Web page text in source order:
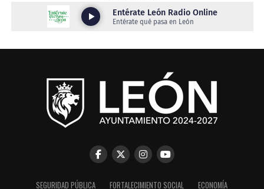
SEGURIDAD PÚBLICA FORTALECIMIENTO SOCIAL ECONOMÍA